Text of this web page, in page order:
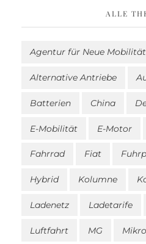
ALLE
Agentur für Neue
Alternative Antriebe
Batterien China
E-Mobilität E-Motor
Fahrrad Fiat
Hybrid Kolumne
Ladenetz Ladetarife
Luftfahrt MG